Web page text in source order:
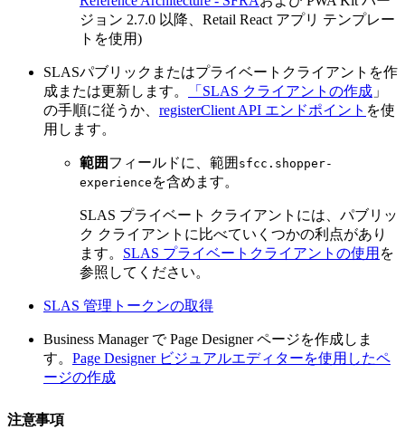
ジョン 2.7.0 以降、Retail React アプリ テンプレー
トを使用)
SLASパブリックまたはプライベートクライアントを作
成または更新します。
「SLAS クライアントの作成 」
の手順に従うか、 registerClient API エンドポイント を使
用します。
範囲フィールドに、範囲 sfcc.shopper-
experience を含めます。
SLAS プライベート クライアントには、パブリッ
ク クライアントに比べていくつかの利点があり
ます。 SLAS プライベートクライアントの使用 を
参照してください。
SLAS 管理トークンの取得
Business Manager で Page Designer ページを作成しま
す。 Page Designer ビジュアルエディターを使用したペ
ージの作成
注意事項